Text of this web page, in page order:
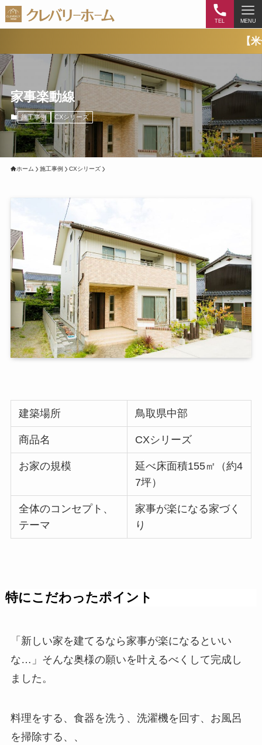
TEL MENU
【米子市西福
家事楽動線
施工事例 CXシリーズ
ホーム 施工事例 CXシリーズ
建築場所 鳥取県中部
商品名 CXシリーズ
お家の規模
延べ床面積155㎡（約4
7坪）
全体のコンセプト、
テーマ
家事が楽になる家づく
り
特にこだわったポイント
「新しい家を建てるなら家事が楽になるといい
な…」そんな奥様の願いを叶えるべくして完成し
ました。
料理をする、食器を洗う、洗濯機を回す、お風呂
を掃除する、、